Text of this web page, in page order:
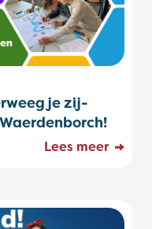
je zij-
Lees meer